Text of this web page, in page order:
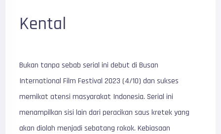
Kental
Bukan tanpa sebab serial ini debut di Busan
International Film Festival 2023 (4/10) dan sukses
memikat atensi masyarakat Indonesia. Serial ini
menampilkan sisi lain dari peracikan saus kretek yang
akan diolah menjadi sebatang rokok. Kebiasaan